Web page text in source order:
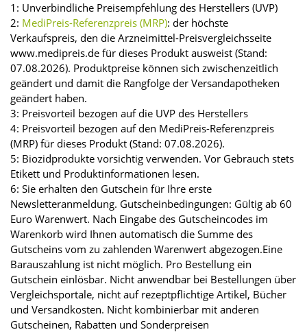
1: Unverbindliche Preisempfehlung des Herstellers (UVP)
2: MediPreis-Referenzpreis (MRP): der höchste
Verkaufspreis, den die Arzneimittel-Preisvergleichsseite
www.medipreis.de für dieses Produkt ausweist (Stand:
07.08.2026). Produktpreise können sich zwischenzeitlich
geändert und damit die Rangfolge der Versandapotheken
geändert haben.
3: Preisvorteil bezogen auf die UVP des Herstellers
4: Preisvorteil bezogen auf den MediPreis-Referenzpreis
(MRP) für dieses Produkt (Stand: 07.08.2026).
5: Biozidprodukte vorsichtig verwenden. Vor Gebrauch stets
Etikett und Produktinformationen lesen.
6: Sie erhalten den Gutschein für Ihre erste
Newsletteranmeldung. Gutscheinbedingungen: Gültig ab 60
Euro Warenwert. Nach Eingabe des Gutscheincodes im
Warenkorb wird Ihnen automatisch die Summe des
Gutscheins vom zu zahlenden Warenwert abgezogen.Eine
Barauszahlung ist nicht möglich. Pro Bestellung ein
Gutschein einlösbar. Nicht anwendbar bei Bestellungen über
Vergleichsportale, nicht auf rezeptpflichtige Artikel, Bücher
und Versandkosten. Nicht kombinierbar mit anderen
Gutscheinen, Rabatten und Sonderpreisen